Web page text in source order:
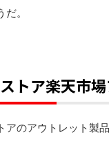
。
トア楽天市
アのアウトレット製